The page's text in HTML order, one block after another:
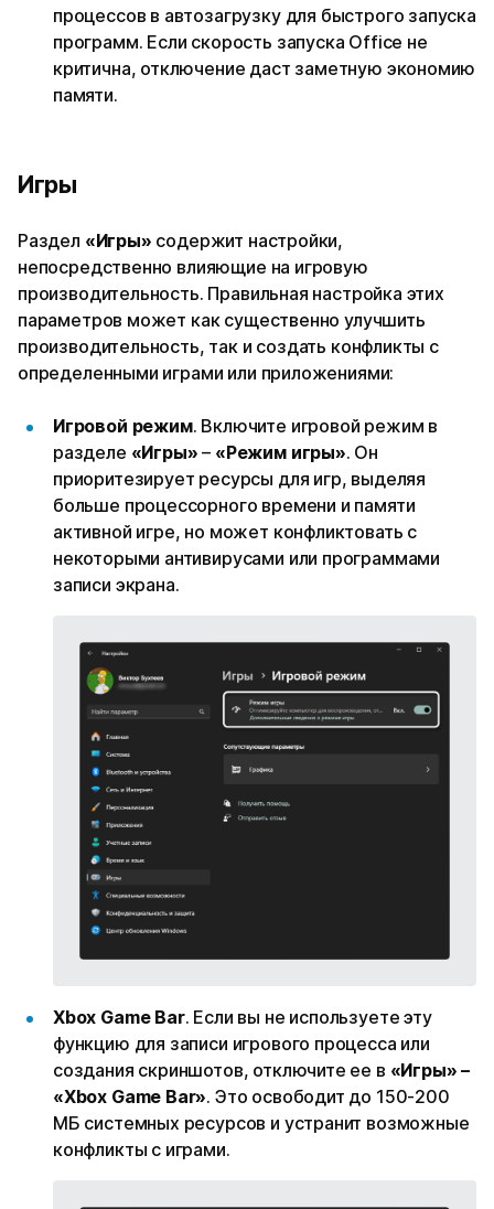
процессов в автозагрузку для быстрого запуска
программ. Если скорость запуска Office не
критична, отключение даст заметную экономию
памяти.
Игры
Раздел «Игры» содержит настройки,
непосредственно влияющие на игровую
производительность. Правильная настройка этих
параметров может как существенно улучшить
производительность, так и создать конфликты с
определенными играми или приложениями:
Игровой режим. Включите игровой режим в
разделе «Игры» – «Режим игры». Он
приоритезирует ресурсы для игр, выделяя
больше процессорного времени и памяти
активной игре, но может конфликтовать с
некоторыми антивирусами или программами
записи экрана.
Xbox Game Bar. Если вы не используете эту
функцию для записи игрового процесса или
создания скриншотов, отключите ее в «Игры» –
«Xbox Game Bar». Это освободит до 150-200
МБ системных ресурсов и устранит возможные
конфликты с играми.